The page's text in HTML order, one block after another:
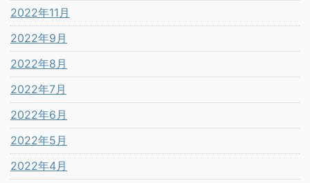
2022年11月
2022年9月
2022年8月
2022年7月
2022年6月
2022年5月
2022年4月